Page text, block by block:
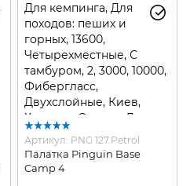
Артикул: PNG 127.Petrol
Палатка Pinguin Base
Camp 4